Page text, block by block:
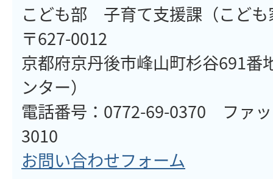
こども部 子育て支援課（こども
〒627-0012
京都府京丹後市峰山町杉谷691番
ンター）
電話番号：0772-69-0370 ファ
3010
お問い合わせフォーム